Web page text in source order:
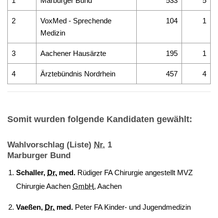
2
VoxMed - Sprechende
Medizin
104 1
3 Aachener Hausärzte 195 1
4 Ärztebündnis Nordrhein 457 4
Somit wurden folgende Kandidaten gewählt:
Wahlvorschlag (Liste) Nr. 1
Marburger Bund
Schaller, Dr. med. Rüdiger FA Chirurgie angestellt MVZ
Chirurgie Aachen GmbH, Aachen
Vaeßen, Dr. med. Peter FA Kinder- und Jugendmedizin